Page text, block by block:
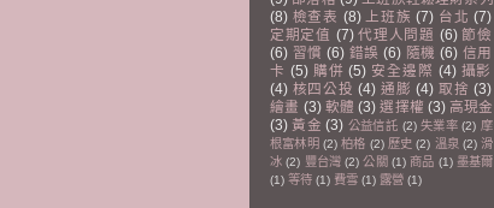
(8) 檢查表 (8) 上班族 (7) 台北 (7)
定期定值 (7) 代理人問題 (6) 節儉
(6) 習慣 (6) 錯誤 (6) 隨機 (6) 信用
卡 (5) 購併 (5) 安全邊際 (4) 攝影
(4) 核四公投 (4) 通膨 (4) 取捨 (3)
繪畫 (3) 軟體 (3) 選擇權 (3) 高現金
(3) 黃金 (3) 公益信託 (2) 失業率 (2) 摩
根富林明 (2) 柏格 (2) 歷史 (2) 溫泉 (2) 滑
冰 (2) 豐台灣 (2) 公關 (1) 商品 (1) 墨基爾
(1) 等待 (1) 費雪 (1) 露營 (1)